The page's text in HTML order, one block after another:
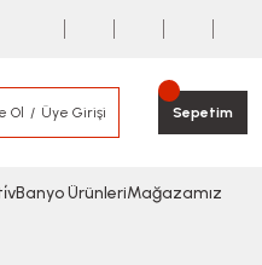
Ol Üye Girişi Sepetim
Banyo ÜrünleriMağazamız